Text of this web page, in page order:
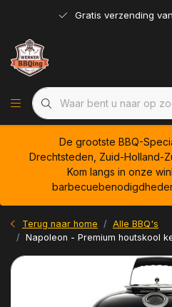
Gratis verzending
De grootste BBQ-
Drechtsteden, Zuid-Holland-
Kom langs in onze
Terug naar home
Alle BBQ's
Napoleon - Premium houtskool